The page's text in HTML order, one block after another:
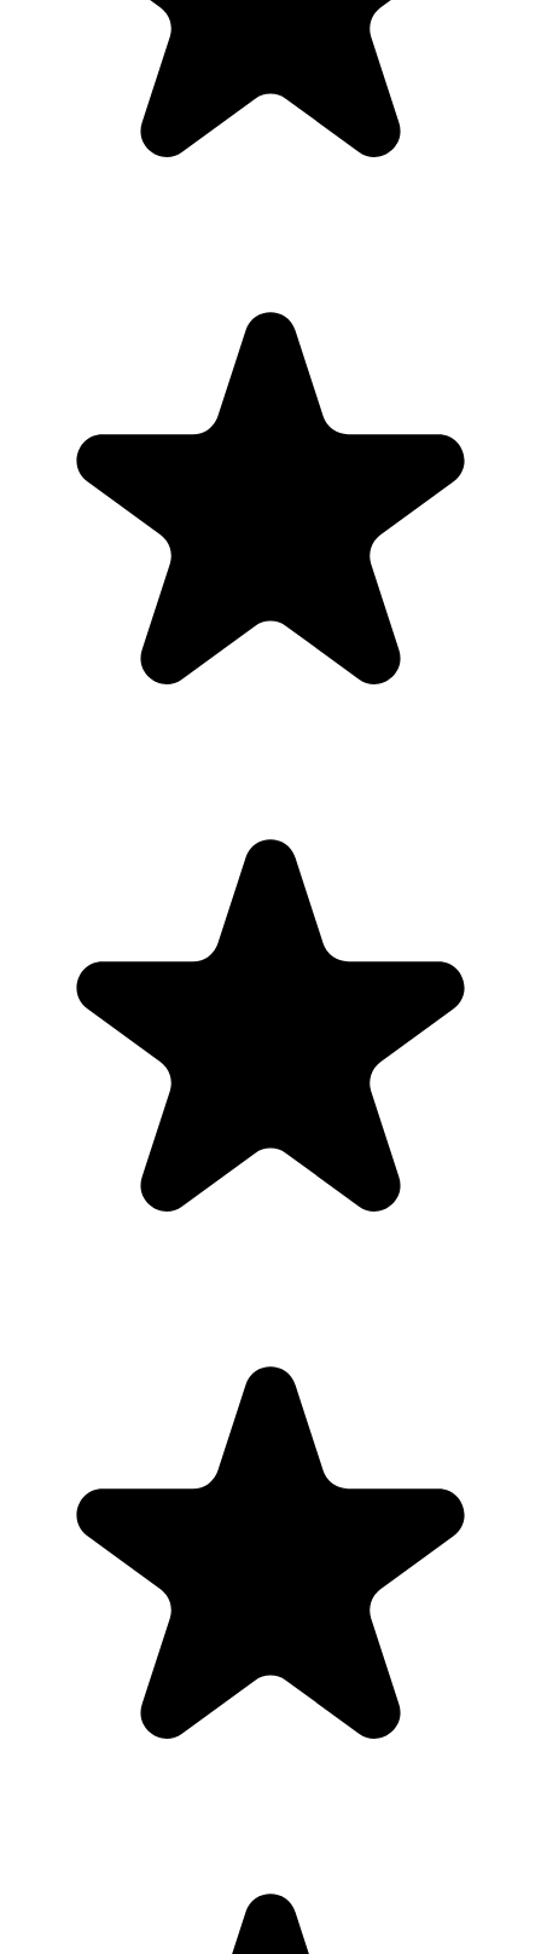
"Always have 101 things to do and this helps me organize and
prioritize like no other app can. It syncs to my phone and laptop, and
when I add dates to tasks, they automatically integrate into my
Google Calendar, which is immensely convenient. I can look at my
daily, weekly, and monthly overview in Google Calendar and
clearly see how much I was able to accomplish! Great tool indeed.
Excited to see how it will evolve over time."